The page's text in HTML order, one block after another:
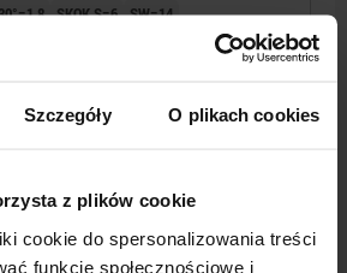
Szczegóły O plikach cookies
z plików cookie
cookie do spersonalizowania treści
funkcje społecznościowe i
SKOK S=6 SW=14
08-0216006X5000